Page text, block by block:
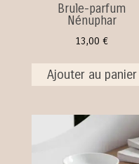
Brule-parfum
Nénuphar
13,00€
Ajouter au panier